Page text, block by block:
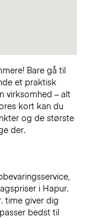
Bare gå til
et praktisk
virksomhed – alt
kort kan du
og de største
der.
i Hapur.
time giver dig
bedst til